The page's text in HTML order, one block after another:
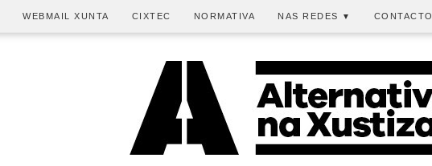
WEBMAIL XUNTA CIXTEC NORMATIVA NAS REDES ▼ CONTACTO